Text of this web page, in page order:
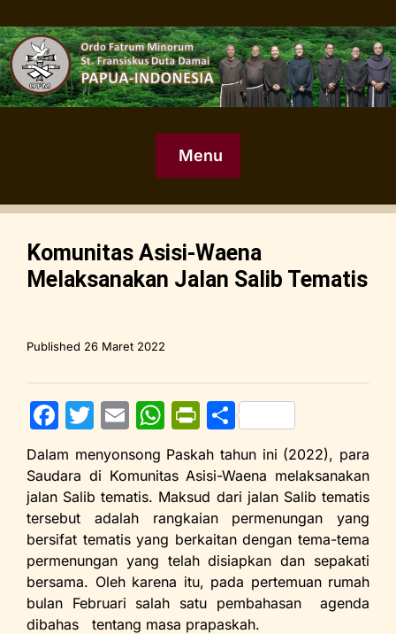
Menu
Komunitas Asisi-Waena
Melaksanakan Jalan Salib Tematis
Published 26 Maret 2022
F
a
c
e
b
o
o
k
T
w
itt
er
E
m
ai
l
W
h
at
s
A
p
p
Pr
in
tF
ri
e
n
dl
y
S
h
ar
e
Dalam menyonsong Paskah tahun ini (2022), para
Saudara di Komunitas Asisi-Waena melaksanakan
jalan Salib tematis. Maksud dari jalan Salib tematis
tersebut adalah rangkaian permenungan yang
bersifat tematis yang berkaitan dengan tema-tema
permenungan yang telah disiapkan dan sepakati
bersama. Oleh karena itu, pada pertemuan rumah
bulan Februari salah satu pembahasan agenda
dibahas tentang masa prapaskah.